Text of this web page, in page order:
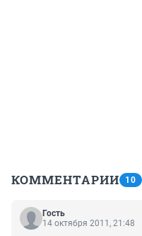
КОММЕНТАРИИ 10
Гость
14 октября 2011, 21:48